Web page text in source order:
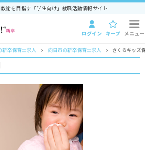
諭を目指す「学生向け」就職活動情報サイト
ログイン キープ メニュー
新卒保育士求人 向日市の新卒保育士求人 さくらキッズ